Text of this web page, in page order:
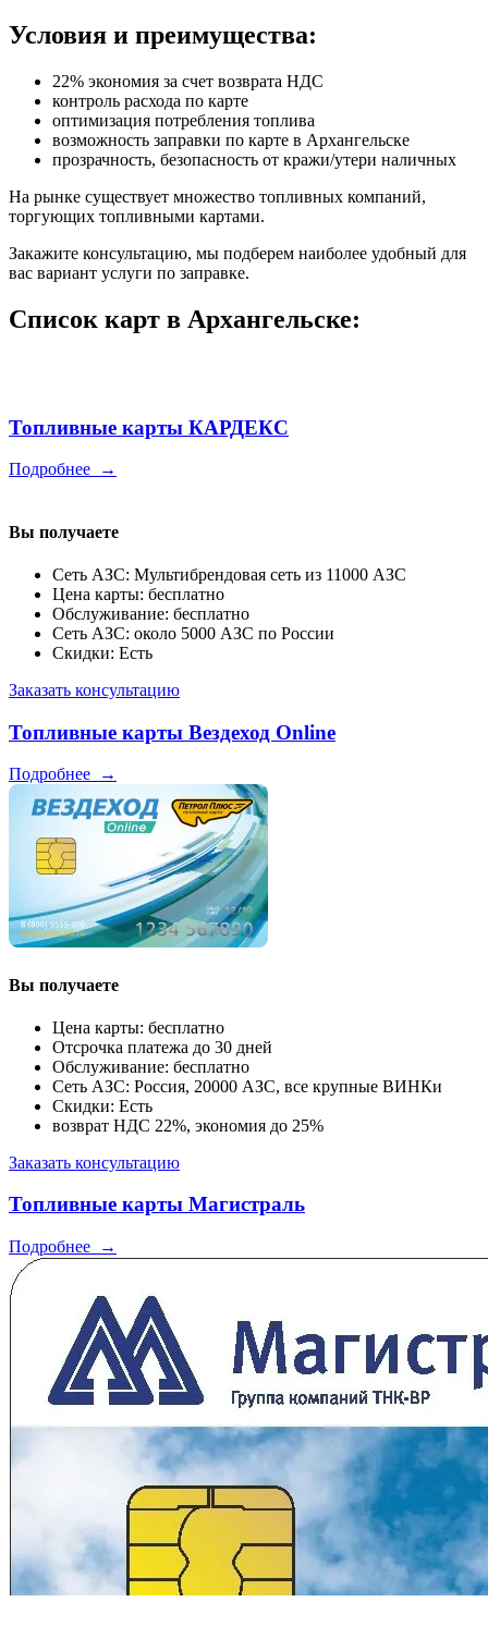
Условия и преимущества:
22% экономия за счет возврата НДС
контроль расхода по карте
оптимизация потребления топлива
возможность заправки по карте в Архангельске
прозрачность, безопасность от кражи/утери наличных
На рынке существует множество топливных компаний,
торгующих топливными картами.
Закажите консультацию, мы подберем наиболее удобный для
вас вариант услуги по заправке.
Список карт в Архангельске:
Топливные карты КАРДЕКС
Подробнее →
Вы получаете
Сеть АЗС: Мультибрендовая сеть из 11000 АЗС
Цена карты: бесплатно
Обслуживание: бесплатно
Сеть АЗС: около 5000 АЗС по России
Скидки: Есть
Заказать консультацию
Топливные карты Вездеход Online
Подробнее →
Вы получаете
Цена карты: бесплатно
Отсрочка платежа до 30 дней
Обслуживание: бесплатно
Сеть АЗС: Россия, 20000 АЗС, все крупные ВИНКи
Скидки: Есть
возврат НДС 22%, экономия до 25%
Заказать консультацию
Топливные карты Магистраль
Подробнее →